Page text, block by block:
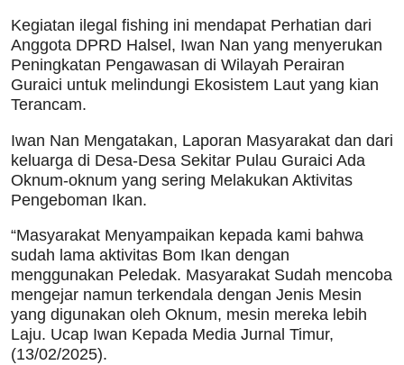
Kegiatan ilegal fishing ini mendapat Perhatian dari
Anggota DPRD Halsel, Iwan Nan yang menyerukan
Peningkatan Pengawasan di Wilayah Perairan
Guraici untuk melindungi Ekosistem Laut yang kian
Terancam.
Iwan Nan Mengatakan, Laporan Masyarakat dan dari
keluarga di Desa-Desa Sekitar Pulau Guraici Ada
Oknum-oknum yang sering Melakukan Aktivitas
Pengeboman Ikan.
“Masyarakat Menyampaikan kepada kami bahwa
sudah lama aktivitas Bom Ikan dengan
menggunakan Peledak. Masyarakat Sudah mencoba
mengejar namun terkendala dengan Jenis Mesin
yang digunakan oleh Oknum, mesin mereka lebih
Laju. Ucap Iwan Kepada Media Jurnal Timur,
(13/02/2025).